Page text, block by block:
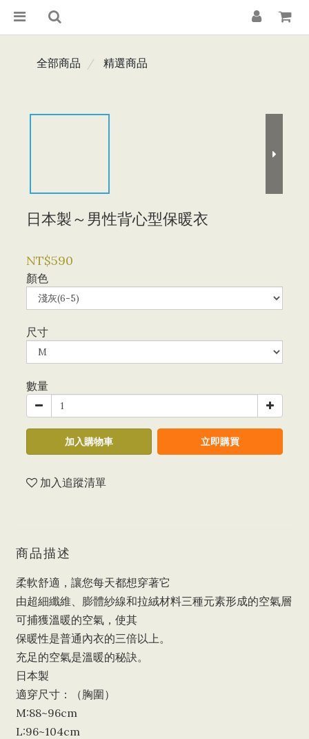
全部商品 精選商品
日本製～男性背心型保暖衣
NT$590
顏色
尺寸
數量
加入購物車 立即購買
加入追蹤清單
商品描述
柔軟舒適，讓您每天都想穿著它
由超細纖維、膨體紗線和拉絨材料三種元素形成的空氣層
可捕獲溫暖的空氣，使其
保暖性是普通內衣的三倍以上。
充足的空氣是溫暖的秘訣。
日本製
適穿尺寸：（胸圍）
M:88~96cm
L:96~104cm